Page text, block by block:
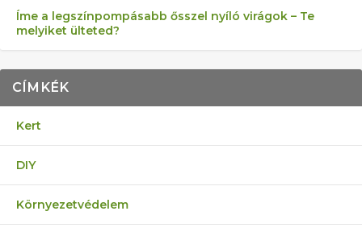
Íme a legszínpompásabb ősszel nyíló virágok – Te
melyiket ülteted?
CÍMKÉK
Kert
DIY
Környezetvédelem